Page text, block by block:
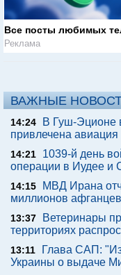
Все посты любимых
Реклама
ВАЖНЫЕ
14:24
В Гуш-Эционе
привлечена авиация
14:21
1039-й день
операции в Иудее и
14:15
МВД Ирана
миллионов афганцев
13:37
Ветеринары
территориях
13:11
Глава САП:
Украины о выдаче